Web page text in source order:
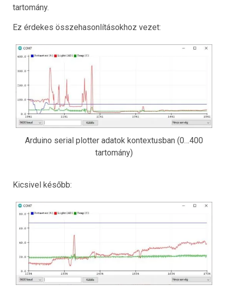
tartomány.
Ez érdekes összehasonlításokhoz vezet:
Arduino serial plotter adatok kontextusban (0…400
tartomány)
Kicsivel később: